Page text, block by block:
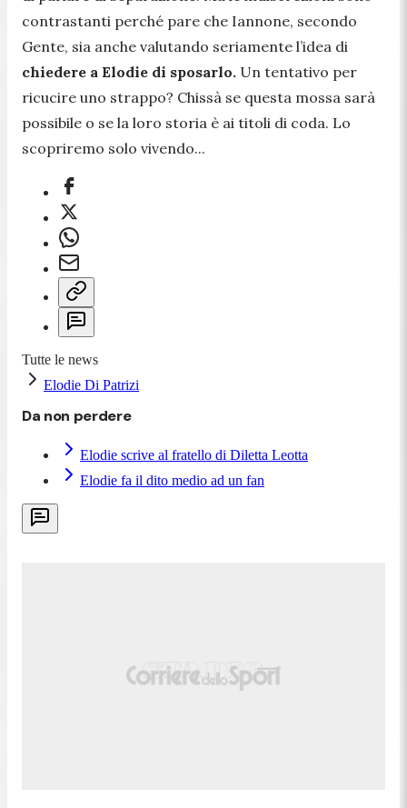
contrastanti perché pare che Iannone, secondo
Gente, sia anche valutando seriamente l’idea di
chiedere a Elodie di sposarlo. Un tentativo per
ricucire uno strappo? Chissà se questa mossa sarà
possibile o se la loro storia è ai titoli di coda. Lo
scopriremo solo vivendo...
Tutte le news
Elodie Di Patrizi
Da non perdere
Elodie scrive al fratello di Diletta Leotta
Elodie fa il dito medio ad un fan